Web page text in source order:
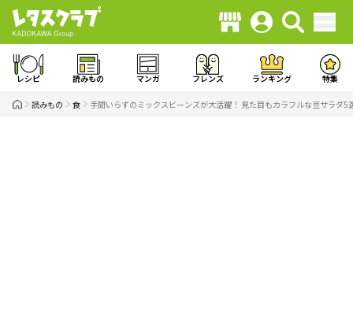
レシピ 読みもの マンガ フレンズ ランキング 特集
読みもの 食 手間いらずのミックスビーンズが大活躍！ 見た目もカラフルな豆サラダ5